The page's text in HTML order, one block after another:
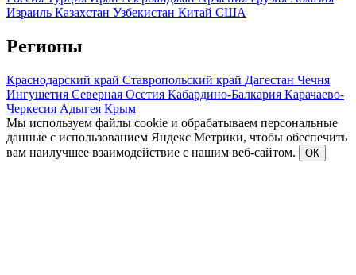
Израиль Казахстан Узбекистан Китай США
Регионы
Краснодарский край Ставропольский край Дагестан Чечня
Ингушетия Северная Осетия Кабардино-Балкария Карачаево-
Черкесия Адыгея Крым
Мы используем файлы cookie и обрабатываем персональные
данные с использованием Яндекс Метрики, чтобы обеспечить
вам наилучшее взаимодействие с нашим веб-сайтом.
ОК